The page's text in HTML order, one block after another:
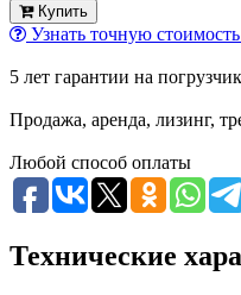
Купить
Узнать точную
5 лет гарантии на
Продажа, аренда, лизинг,
Любой способ оплаты
Технические